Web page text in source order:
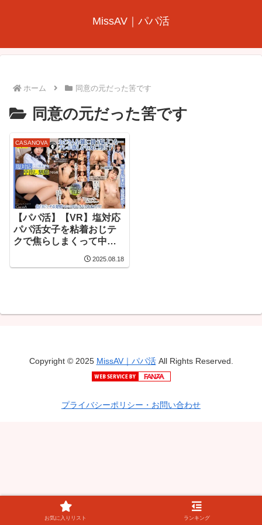
MissAV｜パパ活
ホーム 同意の元だった筈です
同意の元だった筈です
CASANOVA
【パパ活】【VR】塩対応
パパ活女子を粘着おじテ
クで焦らしまくって中出
2025.08.18
Copyright © 2025 MissAV｜パパ活All Rights Reserved.
プライバシーポリシー・お問い合わせ
お気に入りリスト ランキング